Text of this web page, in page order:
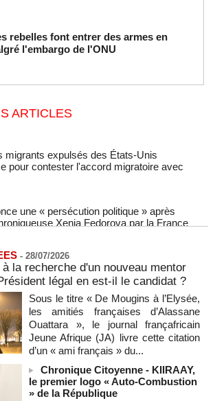
rebelles font entrer des armes en
l'embargo de l'ONU
ARTICLES
pour contester l'accord migratoire avec
Xenia Fedorova par la France
a tiré un missile balistique en direction de
l'armée sud-coréenne
de presse du 6 août 2026 (IA)
Unes de la presse quotidienne du 6 août
ALADJI
- 28/07/2026
la recherche d'un nouveau mentor
légal en est-il le candidat ?
Sous le titre « De Mougins à l’Elysée,
les amitiés françaises d’Alassane
Ouattara », le journal françafricain
Jeune Afrique (JA) livre cette citation
d’un « ami français » du...
Chronique Citoyenne - KIIRAAY,
le premier logo « Auto-Combustion
» de la République